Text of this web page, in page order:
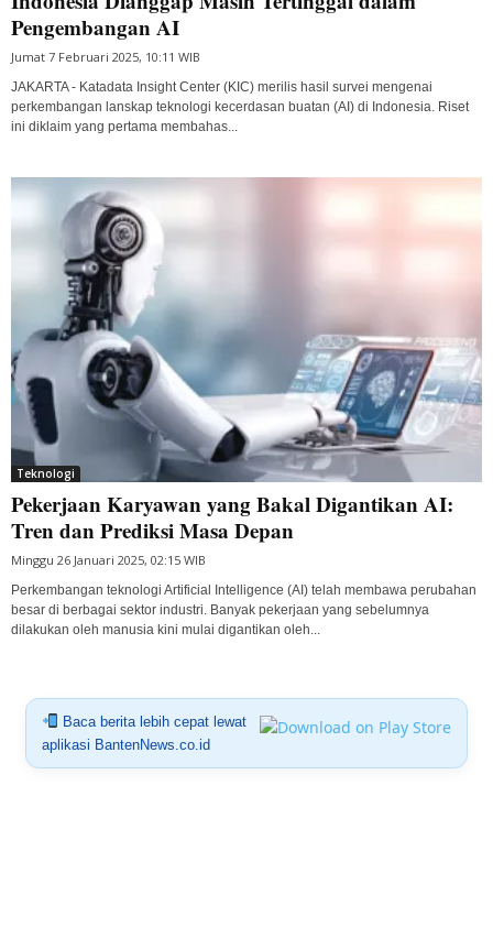
Pengembangan AI
Jumat 7 Februari 2025, 10:11 WIB
JAKARTA - Katadata Insight Center (KIC) merilis hasil survei mengenai
perkembangan lanskap teknologi kecerdasan buatan (AI) di Indonesia. Riset
ini diklaim yang pertama membahas...
Teknologi
Pekerjaan Karyawan yang Bakal Digantikan AI:
Tren dan Prediksi Masa Depan
Minggu 26 Januari 2025, 02:15 WIB
Perkembangan teknologi Artificial Intelligence (AI) telah membawa perubahan
besar di berbagai sektor industri. Banyak pekerjaan yang sebelumnya
dilakukan oleh manusia kini mulai digantikan oleh...
Baca berita lebih cepat lewat
aplikasi BantenNews.co.id